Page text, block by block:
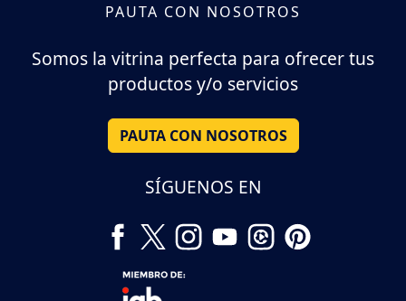
PAUTA CON NOSOTROS
Somos la vitrina perfecta para ofrecer tus
productos y/o servicios
PAUTA CON NOSOTROS
SÍGUENOS EN